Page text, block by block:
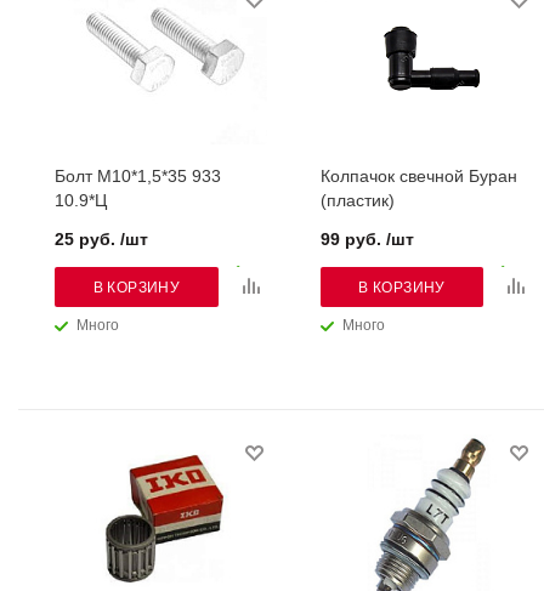
Болт М10*1,5*35 933
10.9*Ц
Много
25 руб. /шт
В КОРЗИНУ
Колпачок свечной Буран
(пластик)
Много
99 руб. /шт
В КОРЗИНУ